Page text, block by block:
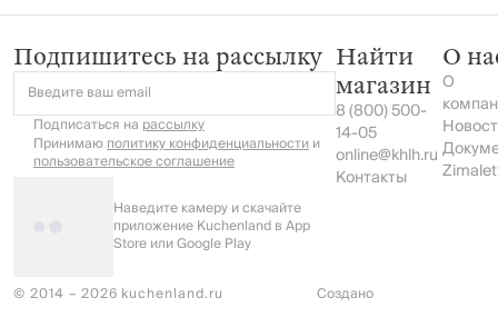
Подпишитесь на рассылку
Введите ваш email
Подписаться на рассылку
Принимаюполитику конфиденциальностии
пользовательское соглашение
Наведите камеру и скачайте
приложение Kuchenland в App
Store или Google Play
Найти
магазин
8 (800) 500-
14-05
online@khlh.ru
Контакты
О
О
© 2014 – 2026 kuchenland.ru Создано